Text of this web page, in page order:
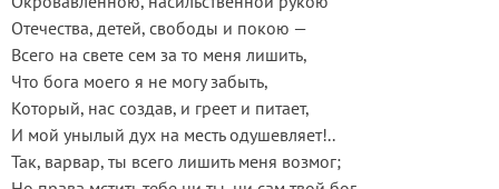
Отечества, детей, свободы и покою —
Всего на свете сем за то меня лишить,
Что бога моего я не могу забыть,
Который, нас создав, и греет и питает,
И мой унылый дух на месть одушевляет!..
Так, варвар, ты всего лишить меня возмог;